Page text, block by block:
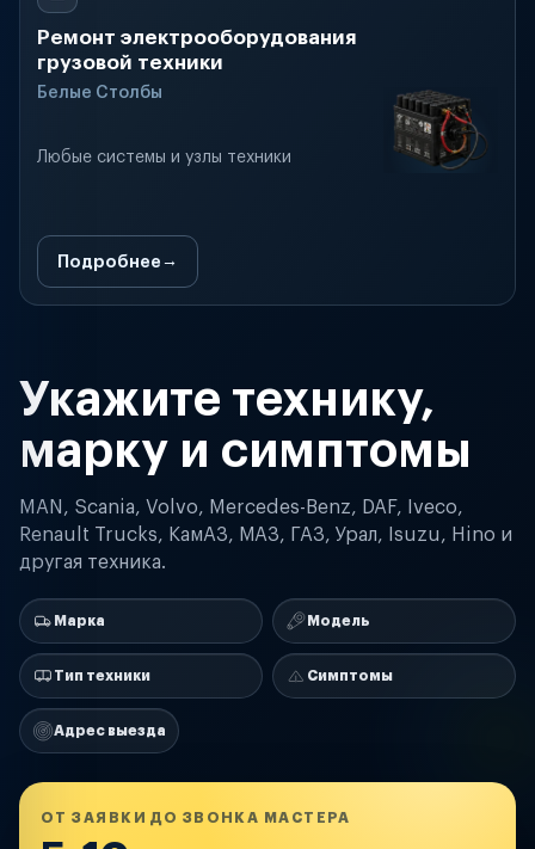
Ремонт электрооборудования
грузовой техники
Белые Столбы
Любые системы и узлы техники
Подробнее
Укажите технику,
марку и симптомы
MAN, Scania, Volvo, Mercedes-Benz, DAF, Iveco,
Renault Trucks, КамАЗ, МАЗ, ГАЗ, Урал, Isuzu, Hino и
другая техника.
Марка Модель
Тип техники Симптомы
Адрес выезда
ОТ ЗАЯВКИ ДО ЗВОНКА МАСТЕРА